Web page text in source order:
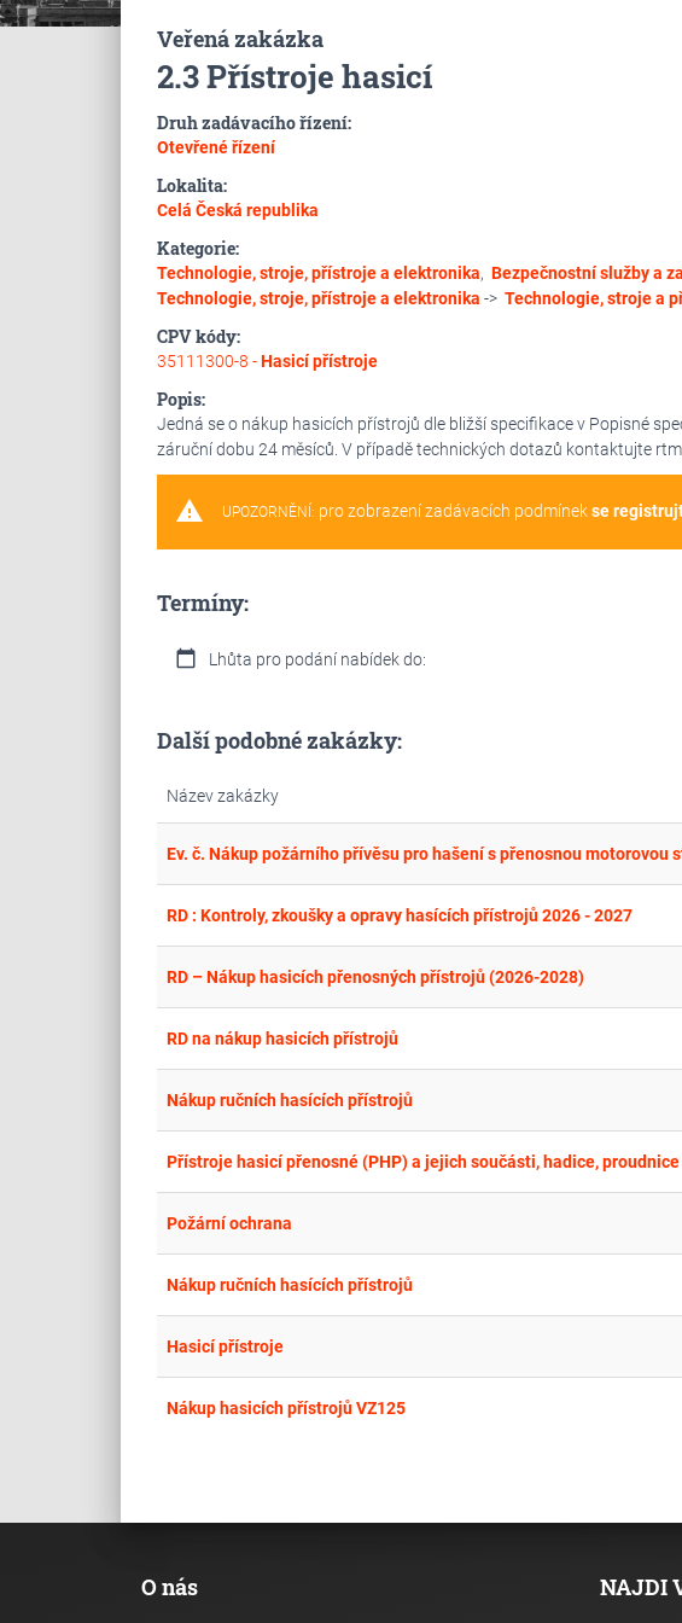
Veřená zakázka
2.3 Přístroje hasicí
Druh zadávacího řízení:
Otevřené řízení
Lokalita:
Celá Česká republika
Kategorie:
Technologie, stroje, přístroje a elektronika, Bezpečnostní služby a
Technologie, stroje, přístroje a elektronika -> Technologie, stroje a
CPV kódy:
35111300-8 -Hasicí přístroje
Popis:
Jedná se o nákup hasicích přístrojů dle bližší specifikace v Popisné
záruční dobu 24 měsíců. V případě technických dotazů kontaktujte
warning UPOZORNĚNÍ: pro zobrazení zadávacích podmínekse
Termíny:
calendar_today Lhůta pro podání nabídek do:
Další podobné zakázky:
Název zakázky
RD : Kontroly, zkoušky a opravy hasících přístrojů 2026 - 2027
RD – Nákup hasicích přenosných přístrojů (2026-2028)
RD na nákup hasicích přístrojů
Nákup ručních hasících přístrojů
Přístroje hasicí přenosné (PHP) a jejich součásti, hadice, proudnice
Požární ochrana
Nákup ručních hasících přístrojů
Hasicí přístroje
Nákup hasicích přístrojů VZ125
O nás NAJDI